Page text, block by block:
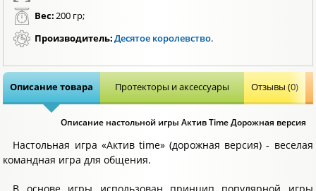
Вес:200 гр;
Производитель:Десятое королевство.
Описание товара Протекторы и аксессуары Отзывы (0)
Описание настольной игры Актив Time Дорожная версия
Настольная игра «Актив time» (дорожная версия) - веселая
командная игра для общения.
В основе игры использован принцип популярной игры